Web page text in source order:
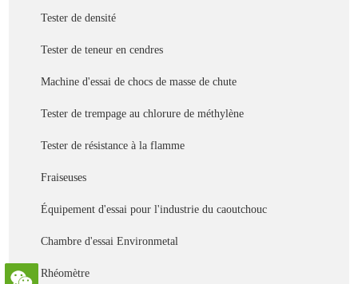
Tester de densité
Tester de teneur en cendres
Machine d'essai de chocs de masse de chute
Tester de trempage au chlorure de méthylène
Tester de résistance à la flamme
Fraiseuses
Équipement d'essai pour l'industrie du caoutchouc
Chambre d'essai Environmetal
Rhéomètre